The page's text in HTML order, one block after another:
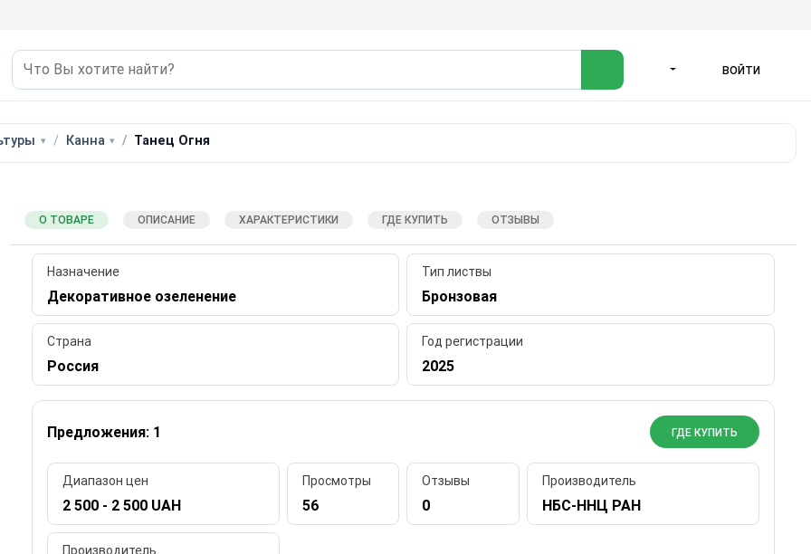
ВОЙТИ
Канна Танец Огня
О ТОВАРЕ ОПИСАНИЕ ХАРАКТЕРИСТИКИ ГДЕ КУПИТЬ ОТЗЫВЫ
Назначение
Декоративное озеленение
Тип листвы
Бронзовая
Страна
Россия
Год регистрации
2025
Предложения: 1 ГДЕ КУПИТЬ
Диапазон цен
2 500 - 2 500 UAH
Просмотры
56
Отзывы
0
Производитель
НБС-ННЦ РАН
Производитель